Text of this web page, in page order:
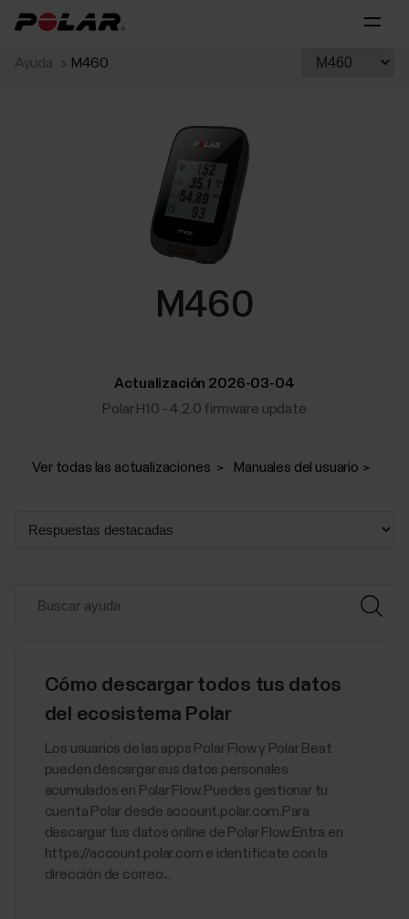
Ayuda M460
M460
Actualización 2026-03-04
Polar H10 - 4.2.0 firmware update
Ver todas las actualizaciones Manuales del usuario
Cómo descargar todos tus datos
del ecosistema Polar
Los usuarios de las apps Polar Flow y Polar Beat
pueden descargar sus datos personales
acumulados en Polar Flow. Puedes gestionar tu
cuenta Polar desde account.polar.com.Para
descargar tus datos online de Polar Flow:Entra en
https://account.polar.com e identifícate con la
dirección de correo...